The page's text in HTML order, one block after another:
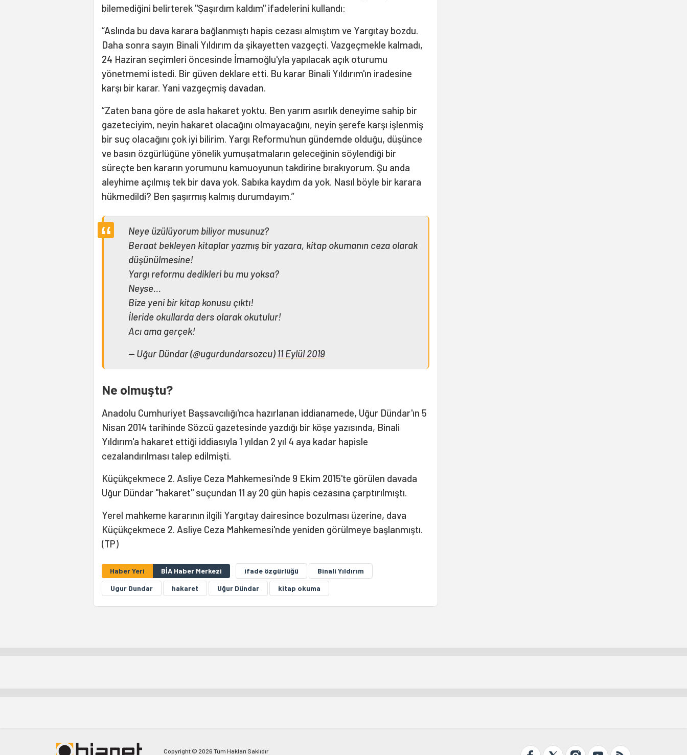
bilemediğini belirterek "Şaşırdım kaldım" ifadelerini kullandı:
“Aslında bu dava karara bağlanmıştı hapis cezası almıştım ve Yargıtay bozdu.
Daha sonra sayın Binali Yıldırım da şikayetten vazgeçti. Vazgeçmekle kalmadı,
24 Haziran seçimleri öncesinde İmamoğlu'yla yapılacak açık oturumu
yönetmemi istedi. Bir güven deklare etti. Bu karar Binali Yıldırım'ın iradesine
karşı bir karar. Yani vazgeçmiş davadan.
“Zaten bana göre de asla hakaret yoktu. Ben yarım asırlık deneyime sahip bir
gazeteciyim, neyin hakaret olacağını olmayacağını, neyin şerefe karşı işlenmiş
bir suç olacağını çok iyi bilirim. Yargı Reformu'nun gündemde olduğu, düşünce
ve basın özgürlüğüne yönelik yumuşatmaların geleceğinin söylendiği bir
süreçte ben kararın yorumunu kamuoyunun takdirine bırakıyorum. Şu anda
aleyhime açılmış tek bir dava yok. Sabıka kaydım da yok. Nasıl böyle bir karara
hükmedildi? Ben şaşırmış kalmış durumdayım.”
Neye üzülüyorum biliyor musunuz?
Beraat bekleyen kitaplar yazmış bir yazara, kitap okumanın ceza olarak
düşünülmesine!
Yargı reformu dedikleri bu mu yoksa?
Neyse...
Bize yeni bir kitap konusu çıktı!
İleride okullarda ders olarak okutulur!
Acı ama gerçek!
— Uğur Dündar (@ugurdundarsozcu) 11 Eylül 2019
Ne olmuştu?
Anadolu Cumhuriyet Başsavcılığı'nca hazırlanan iddianamede, Uğur Dündar'ın 5
Nisan 2014 tarihinde Sözcü gazetesinde yazdığı bir köşe yazısında, Binali
Yıldırım'a hakaret ettiği iddiasıyla 1 yıldan 2 yıl 4 aya kadar hapisle
cezalandırılması talep edilmişti.
Küçükçekmece 2. Asliye Ceza Mahkemesi'nde 9 Ekim 2015'te görülen davada
Uğur Dündar "hakaret" suçundan 11 ay 20 gün hapis cezasına çarptırılmıştı.
Yerel mahkeme kararının ilgili Yargıtay dairesince bozulması üzerine, dava
Küçükçekmece 2. Asliye Ceza Mahkemesi'nde yeniden görülmeye başlanmıştı.
(TP)
Haber Yeri BİA Haber Merkezi ifade özgürlüğü
Binali Yıldırım
Ugur Dundar
hakaret Uğur Dündar kitap okuma
Copyright © 2026 Tüm Hakları Saklıdır